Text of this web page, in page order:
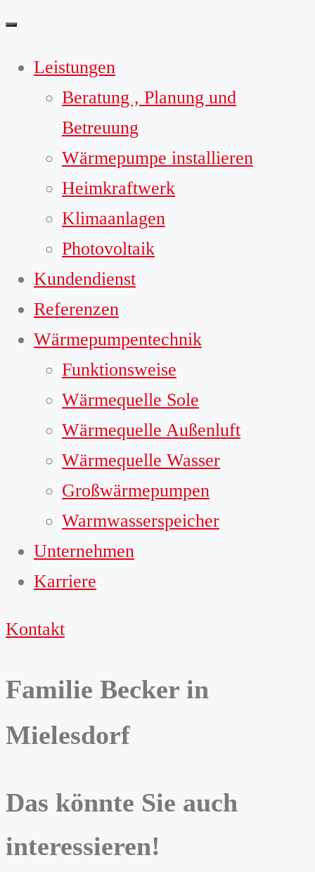
Leistungen
Beratung , Planung und
Betreuung
Wärmepumpe installieren
Heimkraftwerk
Klimaanlagen
Photovoltaik
Kundendienst
Referenzen
Wärmepumpentechnik
Funktionsweise
Wärmequelle Sole
Wärmequelle Außenluft
Wärmequelle Wasser
Großwärmepumpen
Warmwasserspeicher
Unternehmen
Karriere
Kontakt
Familie Becker in
Mielesdorf
Das könnte Sie auch
interessieren!